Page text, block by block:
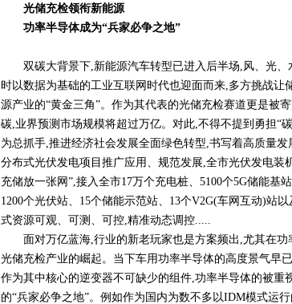
冠军品质 科技创新
智“造”延庆，“飞”越首都--中关村技术交易与推广推介对
挪亚检测认证集团产业化基地开工奠基，加速品牌产业
第十七届中国科学家（国际）论坛关于公布“2020计算
单和评选标准的公告
京东物流与Darwynn Ltd签署战略合作
“激光+智造”实力出圈！海目星慕尼黑上海光博会圆满收
ROHM开发出EcoGaN Power Stage IC
汹涌人潮寻求产业破局口，汽车之外看展商引导这三大
匠心独运，不落窠臼，2023慕尼黑上海电子展圆满收官
2023中关村论坛中关村国际技术交易大会 新技术新产品
2023中关村论坛中关村国际技术交易大会 新技术新产品
光储充检领衔新能源
功率半导体成为“兵家必争之地”
双碳大背景下,新能源汽车转型已进入后半场,风、光
时以数据为基础的工业互联网时代也迎面而来,多方挑战让
源产业的“黄金三角”。作为其代表的光储充检赛道更是被
碳,业界预测市场规模将超过万亿。对此,不得不提到勇担“
为总抓手,推进经济社会发展全面绿色转型,书写着高质量
分布式光伏发电项目推广应用、规范发展,全市光伏发电装
充储放一张网”,接入全市17万个充电桩、5100个5G储能基
1200个光伏站、15个储能示范站、13个V2G(车网互动)站
式资源可观、可测、可控,精准动态调控.....
面对万亿蓝海,行业的新老玩家也是方案频出,尤其在
光储充检产业的崛起。当下车用功率半导体的高度景气早
作为其中核心的逆变器不可缺少的组件,功率半导体的被重
的“兵家必争之地”。例如作为国内为数不多以IDM模式运